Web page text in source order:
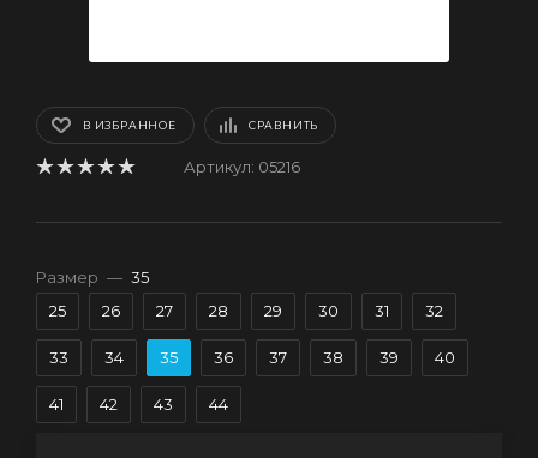
В ИЗБРАННОЕ СРАВНИТЬ
Артикул: 05216
Размер — 35
25
26 27 28 29 30 31 32
33 34 35 36 37 38 39 40
41 42 43 44